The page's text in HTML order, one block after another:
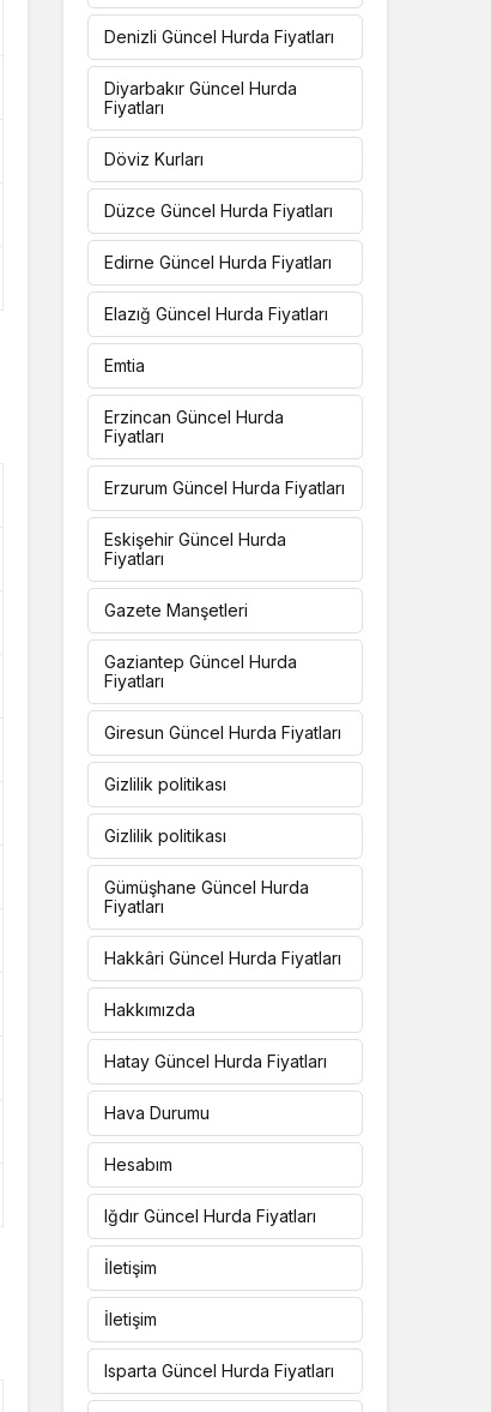
Denizli Güncel Hurda Fiyatları
Diyarbakır Güncel Hurda
Fiyatları
Döviz Kurları
Düzce Güncel Hurda Fiyatları
Edirne Güncel Hurda Fiyatları
Elazığ Güncel Hurda Fiyatları
Emtia
Erzincan Güncel Hurda
Fiyatları
Erzurum Güncel Hurda Fiyatları
Eskişehir Güncel Hurda
Fiyatları
Gazete Manşetleri
Gaziantep Güncel Hurda
Fiyatları
Giresun Güncel Hurda Fiyatları
Gizlilik politikası
Gizlilik politikası
Gümüşhane Güncel Hurda
Fiyatları
Hakkâri Güncel Hurda Fiyatları
Hakkımızda
Hatay Güncel Hurda Fiyatları
Hava Durumu
Hesabım
Iğdır Güncel Hurda Fiyatları
İletişim
İletişim
Isparta Güncel Hurda Fiyatları